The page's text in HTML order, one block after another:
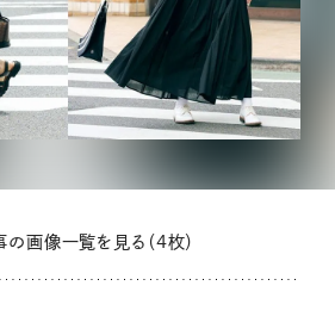
の画像一覧を見る（4枚）